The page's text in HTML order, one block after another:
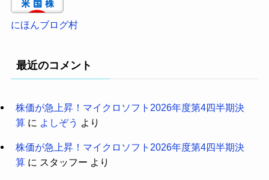
にほんブログ村
最近のコメント
株価が急上昇！マイクロソフト2026年度第4四半期決
算に よしぞう より
株価が急上昇！マイクロソフト2026年度第4四半期決
算に スタッフー より